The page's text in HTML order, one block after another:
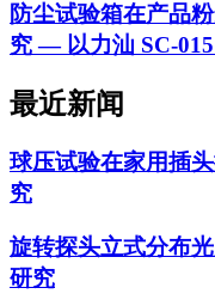
防尘试验箱在产品
究 — 以力汕 SC-
最近新闻
球压试验在家用插
究
旋转探头立式分布
研究